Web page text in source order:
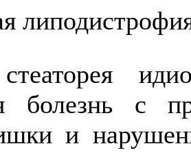
болезнь с
и